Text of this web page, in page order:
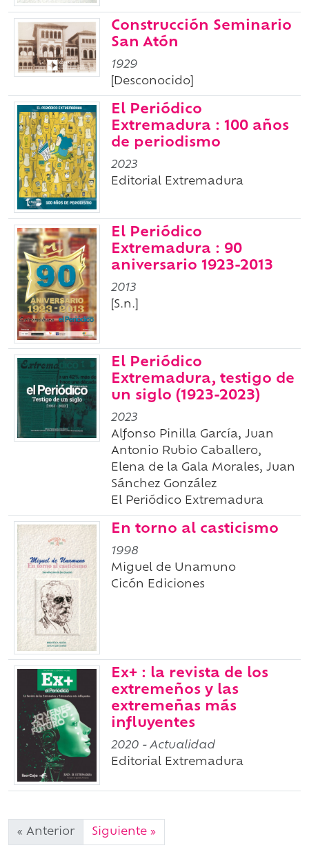
Construcción Seminario
San Atón
1929
[Desconocido]
El Periódico
Extremadura : 100 años
de periodismo
2023
Editorial Extremadura
El Periódico
Extremadura : 90
aniversario 1923-2013
2013
[S.n.]
El Periódico
Extremadura, testigo de
un siglo (1923-2023)
2023
Alfonso Pinilla García, Juan
Antonio Rubio Caballero,
Elena de la Gala Morales, Juan
Sánchez González
El Periódico Extremadura
En torno al casticismo
1998
Miguel de Unamuno
Cicón Ediciones
Ex+ : la revista de los
extremeños y las
extremeñas más
influyentes
2020 - Actualidad
Editorial Extremadura
« Anterior Siguiente »